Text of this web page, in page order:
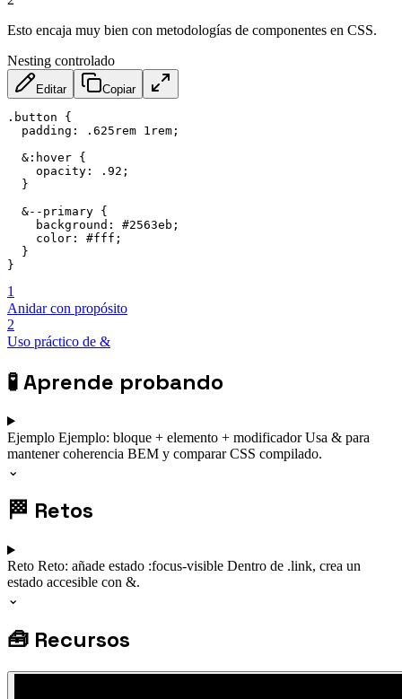
Esto encaja muy bien con metodologías de componentes en CSS.
Nesting controlado
Editar Copiar
.button {
  padding: .625rem 1rem;
  &:hover {
    opacity: .92;
  }
  &--primary {
    background: #2563eb;
    color: #fff;
  }
}
1
Anidar con propósito
2
Uso práctico de &
🧪Aprende probando
Ejemplo Ejemplo: bloque + elemento + modificadorUsa & para
mantener coherencia BEM y comparar CSS compilado.
⌄
🏁 Retos
Reto Reto: añade estado :focus-visible Dentro de .link, crea un
estado accesible con &.
⌄
🧰 Recursos